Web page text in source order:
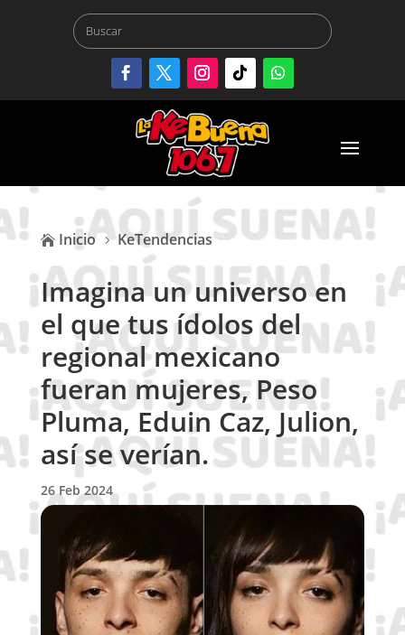
 Inicio 5 KeTendencias
Imagina un universo en
el que tus ídolos del
regional mexicano
fueran mujeres, Peso
Pluma, Eduin Caz, Julion,
así se verían.
26 Feb 2024